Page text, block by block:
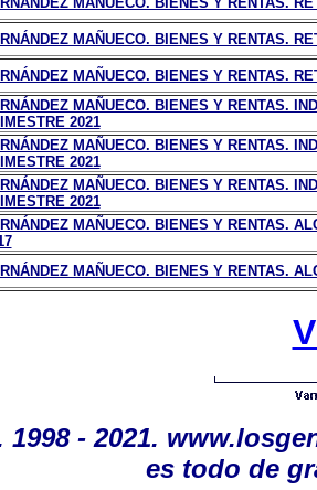
MAÑUECO. BIENES Y RENTAS.
MAÑUECO. BIENES Y RENTAS.
MAÑUECO. BIENES Y RENTAS.
2021
MAÑUECO. BIENES Y RENTAS.
2021
MAÑUECO. BIENES Y RENTAS.
2021
MAÑUECO. BIENES Y RENTAS.
MAÑUECO. BIENES Y RENTAS.
- 2021.
es todo de